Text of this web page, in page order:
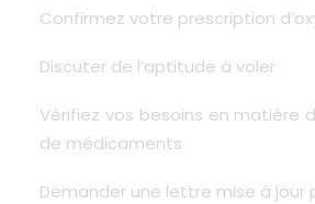
Confirmez votre prescription
Discuter de l’aptitude à voler
Vérifiez vos besoins en matière
de médicaments
Demander une lettre mise à jour